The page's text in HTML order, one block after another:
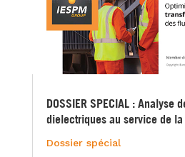
DOSSIER SPECIAL : Analyse
dielectriques au service de
Dossier spécial